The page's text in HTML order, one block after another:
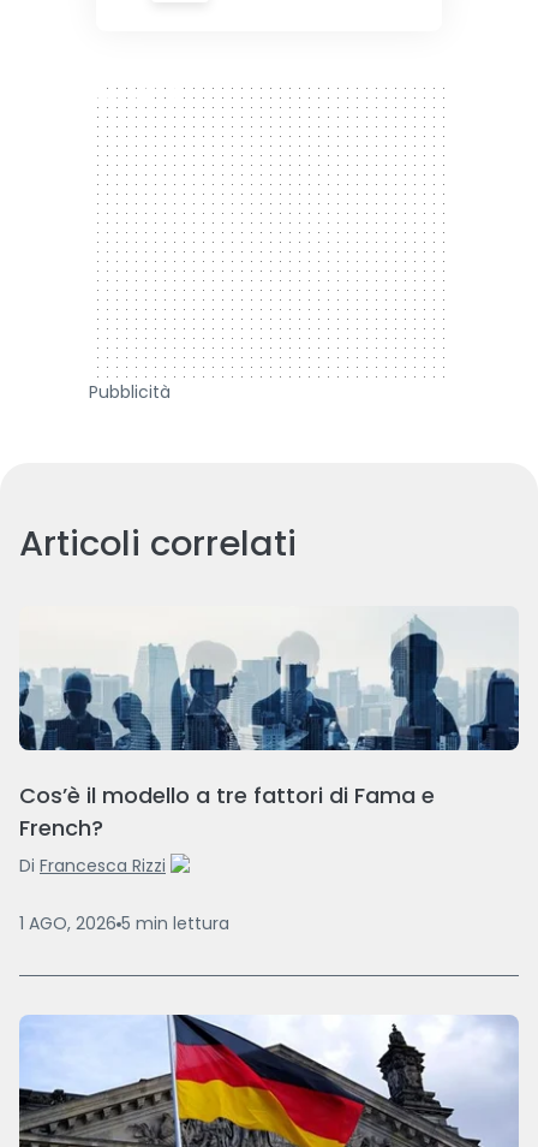
300 x 250
Pubblicità
Articoli correlati
Cos’è il modello a tre fattori di Fama e
French?
Di Francesca Rizzi
1 AGO, 2026 5 min lettura